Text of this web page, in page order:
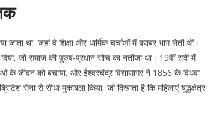
था, जहां वे शिक्षा और धार्मिक चर्चाओं में बराबर भाग लेती थीं।
जो समाज की पुरुष-प्रधान सोच का नतीजा था। 19वीं सदी में
के जीवन को बचाया, और ईश्वरचंद्र विद्यासागर ने 1856 के विधवा
सेना से सीधा मुकाबला किया, जो दिखाता है कि महिलाएं युद्धक्षेत्र